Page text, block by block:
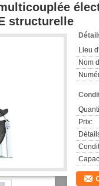
structurelle
Lieu
Nom
Prix: